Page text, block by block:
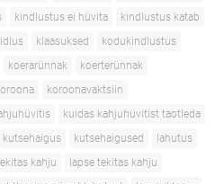
kindlustus ei hüvita
kindlustus katab
klaasuksed
kodukindlustus
koerarünnak
koerterünnak
koroonavaktsiin
kuidas kahjuhüvitist taotleda
kutsehaigus kutsehaigused
lahutus
kahju
lapse tekitas kahju